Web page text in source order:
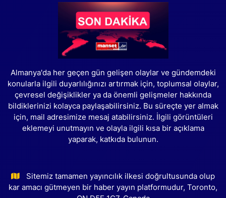
Almanya'da her geçen gün gelişen olaylar ve gündemdeki
konularla ilgili duyarlılığınızı artırmak için, toplumsal olaylar,
çevresel değişiklikler ya da önemli gelişmeler hakkında
bildiklerinizi kolayca paylaşabilirsiniz. Bu süreçte yer almak
için, mail adresimize mesaj atabilirsiniz. İlgili görüntüleri
eklemeyi unutmayın ve olayla ilgili kısa bir açıklama
yaparak, katkıda bulunun.
Sitemiz tamamen yayıncılık ilkesi doğrultusunda olup
kar amacı gütmeyen bir haber yayın platformudur, Toronto,